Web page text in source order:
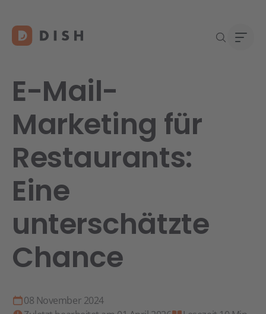
E-Mail-
Marketing für
Restaurants:
Eine
unterschätzte
Chance
08 November 2024